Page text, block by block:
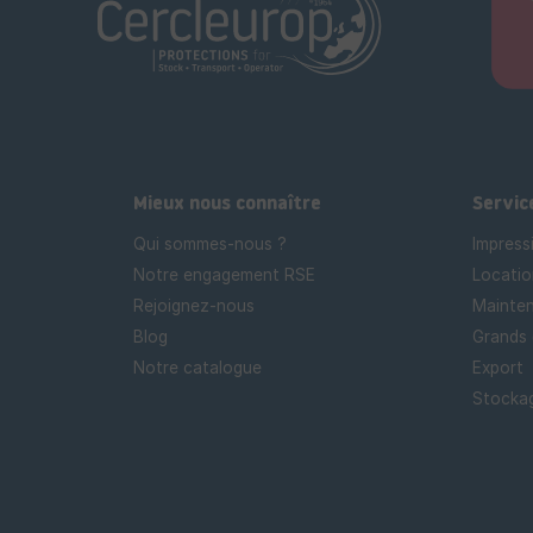
Mieux nous connaître
Qui sommes-nous ?
Notre engagement RSE
Rejoignez-nous
Blog
Notre catalogue
Grands
Export